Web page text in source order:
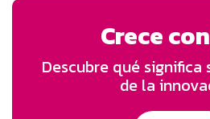
Crece
Descubre qué significa
de la